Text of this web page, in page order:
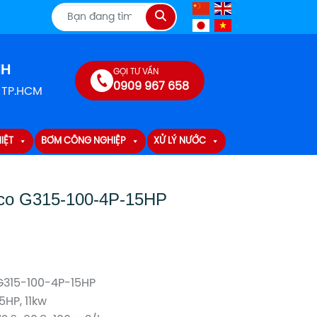
Tìm
kiếm
GỌI TƯ VẤN
0909 967 658
BƠM CÔNG NGHIỆP XỬ LÝ NƯỚC
G315-100-4P-15HP
100-4P-15HP
11kw